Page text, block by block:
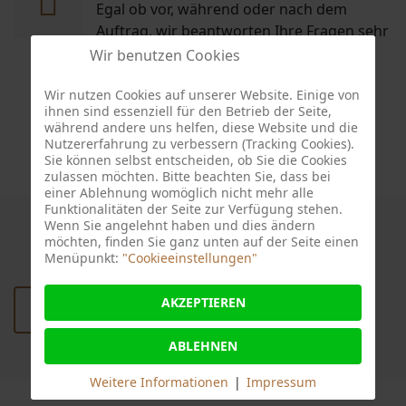
Egal ob vor, während oder nach dem
Auftrag, wir beantworten Ihre Fragen sehr
gerne.
WOLLEN SIE UNSERE ARBEIT
KENNENLERNEN?
KLICKEN SIE HIER.
Wir benutzen Cookies
Wir nutzen Cookies auf unserer Website. Einige von
ihnen sind essenziell für den Betrieb der Seite,
während andere uns helfen, diese Website und die
Nutzererfahrung zu verbessern (Tracking Cookies).
Sie können selbst entscheiden, ob Sie die Cookies
zulassen möchten. Bitte beachten Sie, dass bei
einer Ablehnung womöglich nicht mehr alle
Funktionalitäten der Seite zur Verfügung stehen.
Wenn Sie angelehnt haben und dies ändern
möchten, finden Sie ganz unten auf der Seite einen
Menüpunkt: "Cookieeinstellungen"
AKZEPTIEREN
ABLEHNEN
Weitere Informationen | Impressum